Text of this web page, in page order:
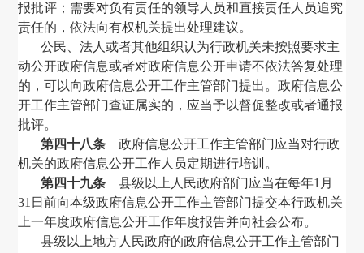
报批评；需要对负有责任的领导人员和直接责任人员追究
责任的，依法向有权机关提出处理建议。
公民、法人或者其他组织认为行政机关未按照要求主
动公开政府信息或者对政府信息公开申请不依法答复处理
的，可以向政府信息公开工作主管部门提出。政府信息公
开工作主管部门查证属实的，应当予以督促整改或者通报
批评。
第四十八条 政府信息公开工作主管部门应当对行政
机关的政府信息公开工作人员定期进行培训。
第四十九条 县级以上人民政府部门应当在每年1 月
31 日前向本级政府信息公开工作主管部门提交本行政机关
上一年度政府信息公开工作年度报告并向社会公布。
县级以上地方人民政府的政府信息公开工作主管部门